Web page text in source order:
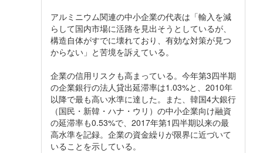
アルミニウム関連の中小企業の代表は「輸入を減
らして国内市場に活路を見出そうとしているが、
構造自体がすでに壊れており、有効な対策が見つ
からない」と苦境を訴えている。
企業の信用リスクも高まっている。今年第3四半期
の企業銀行の法人貸出延滞率は1.03%と、2010年
以降で最も高い水準に達した。また、韓国4大銀行
（国民・新韓・ハナ・ウリ）の中小企業向け融資
の延滞率も0.53%で、2017年第1四半期以来の最
高水準を記録。企業の資金繰りが限界に近づいて
いることを示している。